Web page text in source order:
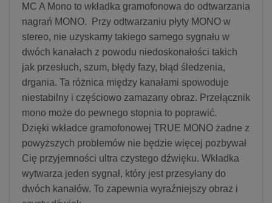
MC A Mono to wkładka gramofonowa do odtwarzania
nagrań MONO. Przy odtwarzaniu płyty MONO w
stereo, nie uzyskamy takiego samego sygnału w
dwóch kanałach z powodu niedoskonałości takich
jak przesłuch, szum, błędy fazy, błąd śledzenia,
drgania. Ta różnica między kanałami spowoduje
niestabilny i częściowo zamazany obraz. Przełącznik
mono może do pewnego stopnia to poprawić.
Dzięki wkładce gramofonowej TRUE MONO żadne z
powyższych problemów nie będzie więcej pozbywał
Cię przyjemności ultra czystego dźwięku. Wkładka
wytwarza jeden sygnał, który jest przesyłany do
dwóch kanałów. To zapewnia wyraźniejszy obraz i